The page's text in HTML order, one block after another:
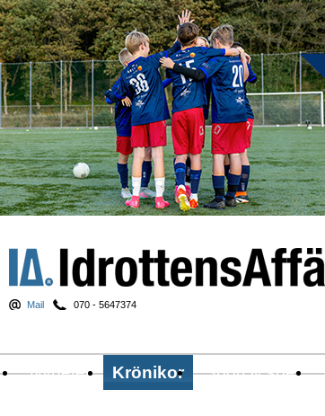
Mail 070 - 5647374
Nyheter Krönikor Sport & spel